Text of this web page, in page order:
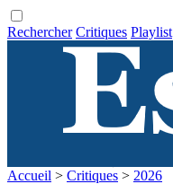
Rechercher Critiques Playlist
Accueil > Critiques > 2026